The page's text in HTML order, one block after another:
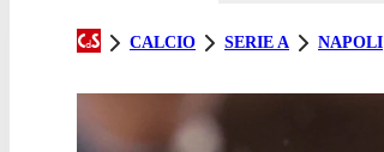
CALCIO SERIE A NAPOLI